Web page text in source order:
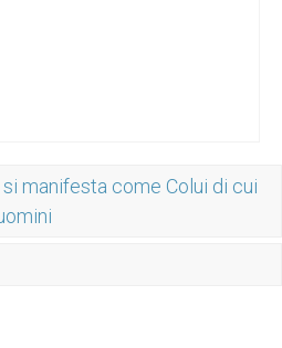
si manifesta come Colui di cui